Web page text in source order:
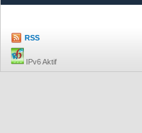
RSS
IPv6 Aktif